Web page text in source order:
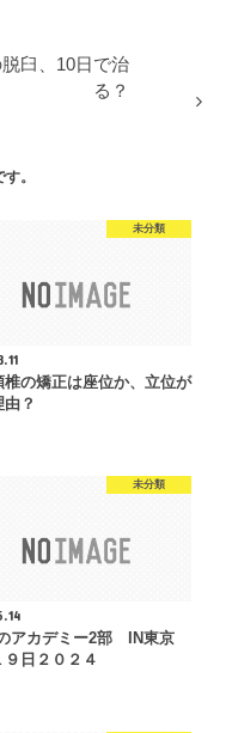
臼、10日で治
る？
。
未分類
椎の矯正は座位か、立位が
由？
未分類
アカデミー2部 IN東京
９日２０２４